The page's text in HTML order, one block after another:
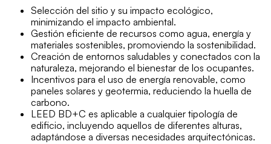
Selección del sitio y su impacto ecológico,
minimizando el impacto ambiental.
Gestión eficiente de recursos como agua, energía y
materiales sostenibles, promoviendo la sostenibilidad.
Creación de entornos saludables y conectados con la
naturaleza, mejorando el bienestar de los ocupantes.
Incentivos para el uso de energía renovable, como
paneles solares y geotermia, reduciendo la huella de
carbono.
LEED BD+C es aplicable a cualquier tipología de
edificio, incluyendo aquellos de diferentes alturas,
adaptándose a diversas necesidades arquitectónicas.